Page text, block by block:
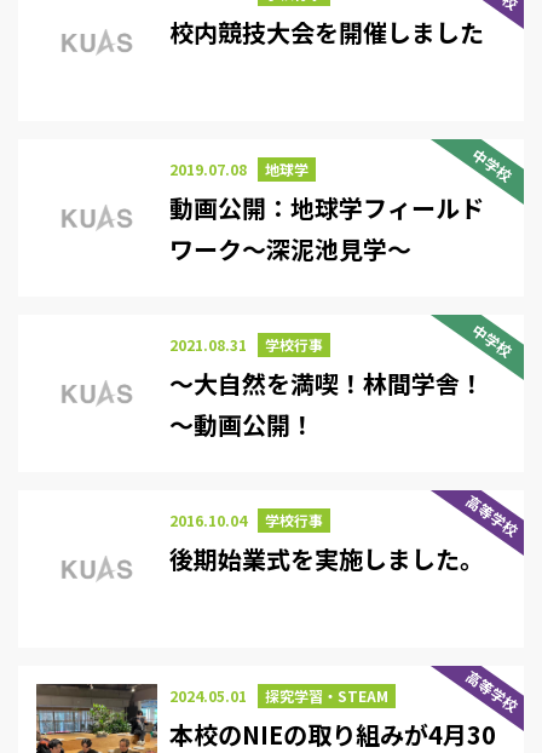
校内競技大会を開催しました
中学校
2019.07.08 地球学
動画公開：地球学フィールド
ワーク～深泥池見学～
中学校
2021.08.31 学校行事
～大自然を満喫！林間学舎！
～動画公開！
高等学校
2016.10.04 学校行事
後期始業式を実施しました。
高等学校
2024.05.01 探究学習・STEAM
本校のNIEの取り組みが4月30